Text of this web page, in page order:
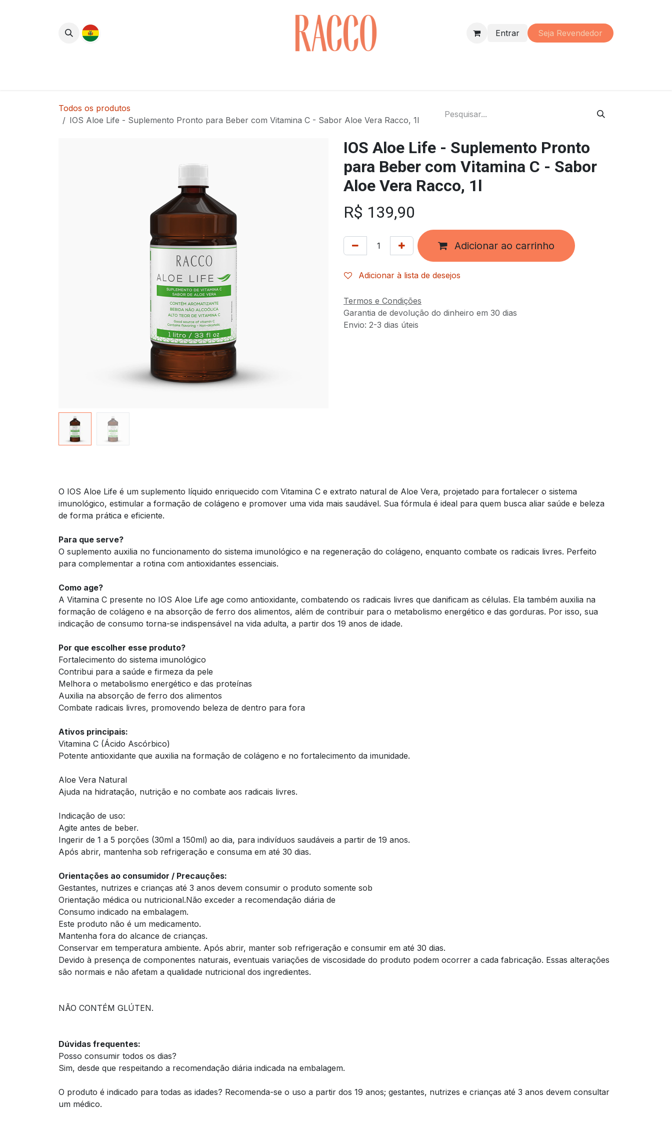
Entrar Seja Re​vendedor
Todos os produtos
IOS Aloe Life - Suplemento Pronto para Beber com Vitamina C - Sabor Aloe Vera Racco, 1l
IOS Aloe Life - Suplemento Pronto
para Beber com Vitamina C - Sabor
Aloe Vera Racco, 1l
R$ 139,90
Adicionar ao carrinho
Adicionar à lista de desejos
Termos e Condições
Garantia de devolução do dinheiro em 30 dias
Envio: 2-3 dias úteis
O IOS Aloe Life é um suplemento líquido enriquecido com Vitamina C e extrato natural de Aloe Vera, projetado para fortalecer o sistema
imunológico, estimular a formação de colágeno e promover uma vida mais saudável. Sua fórmula é ideal para quem busca aliar saúde e beleza
de forma prática e eficiente.
Para que serve?
O suplemento auxilia no funcionamento do sistema imunológico e na regeneração do colágeno, enquanto combate os radicais livres. Perfeito
para complementar a rotina com antioxidantes essenciais.
Como age?
A Vitamina C presente no IOS Aloe Life age como antioxidante, combatendo os radicais livres que danificam as células. Ela também auxilia na
formação de colágeno e na absorção de ferro dos alimentos, além de contribuir para o metabolismo energético e das gorduras. Por isso, sua
indicação de consumo torna-se indispensável na vida adulta, a partir dos 19 anos de idade.
Por que escolher esse produto?
Fortalecimento do sistema imunológico
Contribui para a saúde e firmeza da pele
Melhora o metabolismo energético e das proteínas
Auxilia na absorção de ferro dos alimentos
Combate radicais livres, promovendo beleza de dentro para fora
Ativos principais:
Vitamina C (Ácido Ascórbico)
Potente antioxidante que auxilia na formação de colágeno e no fortalecimento da imunidade.
Aloe Vera Natural
Ajuda na hidratação, nutrição e no combate aos radicais livres.
Indicação de uso:
Agite antes de beber.
Ingerir de 1 a 5 porções (30ml a 150ml) ao dia, para indivíduos saudáveis a partir de 19 anos.
Após abrir, mantenha sob refrigeração e consuma em até 30 dias.
Orientações ao consumidor / Precauções:
Gestantes, nutrizes e crianças até 3 anos devem consumir o produto somente sob
Orientação médica ou nutricional.Não exceder a recomendação diária de
Consumo indicado na embalagem.
Este produto não é um medicamento.
Mantenha fora do alcance de crianças.
Conservar em temperatura ambiente. Após abrir, manter sob refrigeração e consumir em até 30 dias.
Devido à presença de componentes naturais, eventuais variações de viscosidade do produto podem ocorrer a cada fabricação. Essas alterações
são normais e não afetam a qualidade nutricional dos ingredientes.
NÃO CONTÉM GLÚTEN.
Dúvidas frequentes:
Posso consumir todos os dias?
Sim, desde que respeitando a recomendação diária indicada na embalagem.
O produto é indicado para todas as idades? Recomenda-se o uso a partir dos 19 anos; gestantes, nutrizes e crianças até 3 anos devem consultar
um médico.